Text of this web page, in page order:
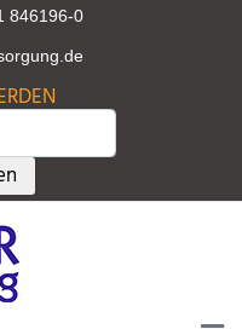
846196-0
e
2 or more characters for